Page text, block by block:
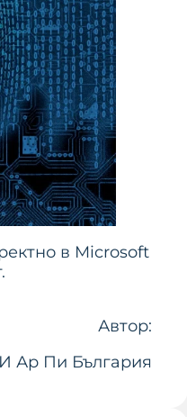
в Microsoft
Автор:
И Ар Пи България